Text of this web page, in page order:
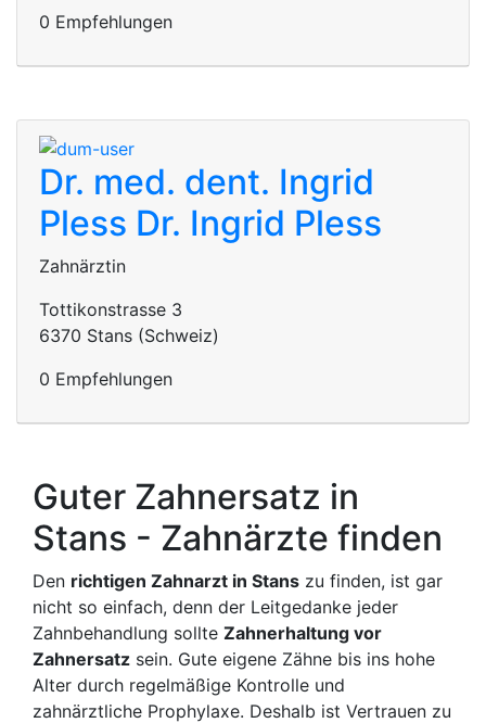
0 Empfehlungen
Dr. med. dent. Ingrid
Pless Dr. Ingrid Pless
Zahnärztin
Tottikonstrasse 3
6370 Stans (Schweiz)
0 Empfehlungen
Guter Zahnersatz in
Stans - Zahnärzte finden
Den richtigen Zahnarzt in Stans zu finden, ist gar
nicht so einfach, denn der Leitgedanke jeder
Zahnbehandlung sollte Zahnerhaltung vor
Zahnersatz sein. Gute eigene Zähne bis ins hohe
Alter durch regelmäßige Kontrolle und
zahnärztliche Prophylaxe. Deshalb ist Vertrauen zu